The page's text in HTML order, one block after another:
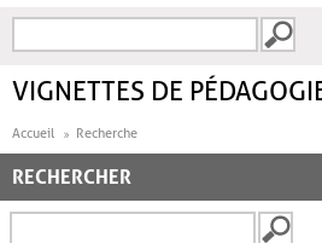
FORMULAIRE DE
VIGNETTES DE
Accueil Recherche
RECHERCHER